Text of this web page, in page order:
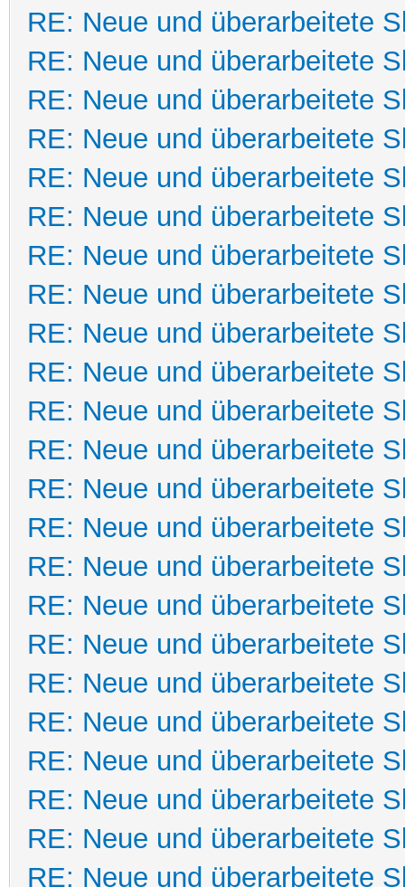
RE: Neue und überarbeitete
RE: Neue und überarbeitete
RE: Neue und überarbeitete
RE: Neue und überarbeitete
RE: Neue und überarbeitete
RE: Neue und überarbeitete
RE: Neue und überarbeitete
RE: Neue und überarbeitete
RE: Neue und überarbeitete
RE: Neue und überarbeitete
RE: Neue und überarbeitete
RE: Neue und überarbeitete
RE: Neue und überarbeitete
RE: Neue und überarbeitete
RE: Neue und überarbeitete
RE: Neue und überarbeitete
RE: Neue und überarbeitete
RE: Neue und überarbeitete
RE: Neue und überarbeitete
RE: Neue und überarbeitete
RE: Neue und überarbeitete
RE: Neue und überarbeitete
RE: Neue und überarbeitete